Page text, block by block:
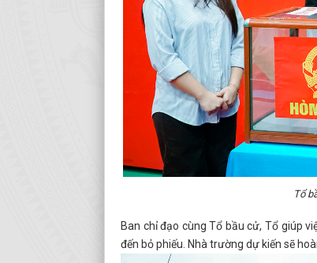
Tổ
Ban chỉ đạo cùng Tổ bầu cử, Tổ giúp
đến bỏ phiếu. Nhà trường dự kiến sẽ